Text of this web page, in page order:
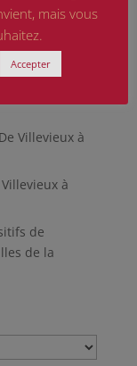
de Gaulle
Villevieux à
à
de
de la
mais vous
Accepter